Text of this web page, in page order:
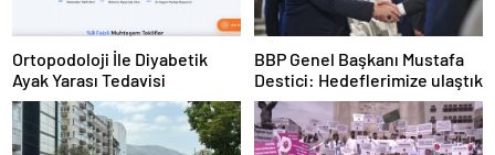
Ortopodoloji İle Diyabetik
Ayak Yarası Tedavisi
BBP Genel Başkanı Mustafa
Destici: Hedeflerimize ulaştık